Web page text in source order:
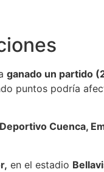
ganado un partido
puntos podría
Deportivo Cuenca,
en el estadio